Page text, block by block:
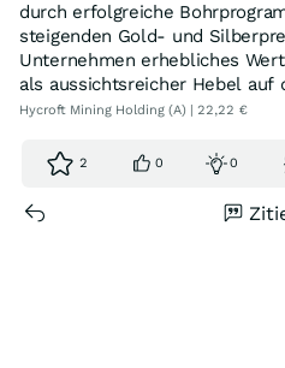
durch erfolgreiche
steigenden Gold- und
Unternehmen erhebliches
als aussichtsreicher Hebel auf
Hycroft Mining Holding (A) | 22,22 €
2 0 0